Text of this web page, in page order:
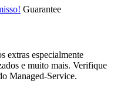
Guarantee
extras especialmente
e muito mais. Verifique
Managed-Service.